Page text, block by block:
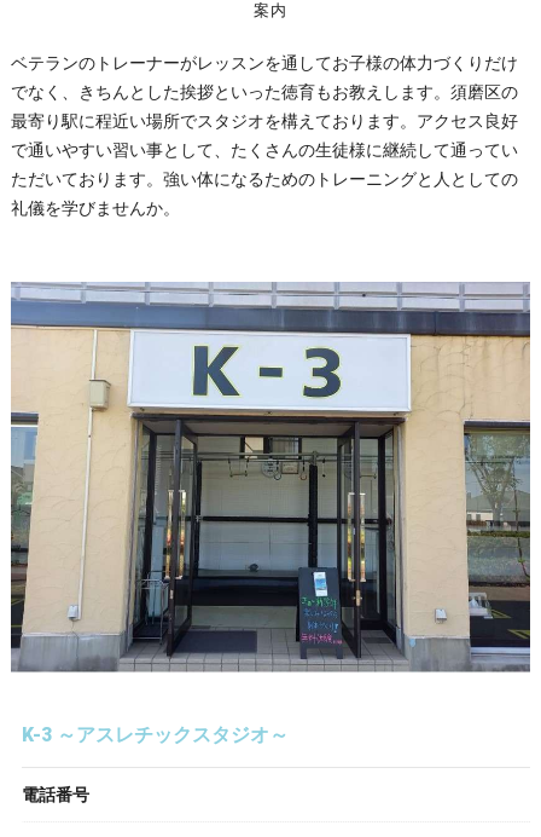
案内
ベテランのトレーナーがレッスンを通してお子様の体力づくりだけ
でなく、きちんとした挨拶といった徳育もお教えします。須磨区の
最寄り駅に程近い場所でスタジオを構えております。アクセス良好
で通いやすい習い事として、たくさんの生徒様に継続して通ってい
ただいております。強い体になるためのトレーニングと人としての
礼儀を学びませんか。
K-3 ～アスレチックスタジオ～
電話番号